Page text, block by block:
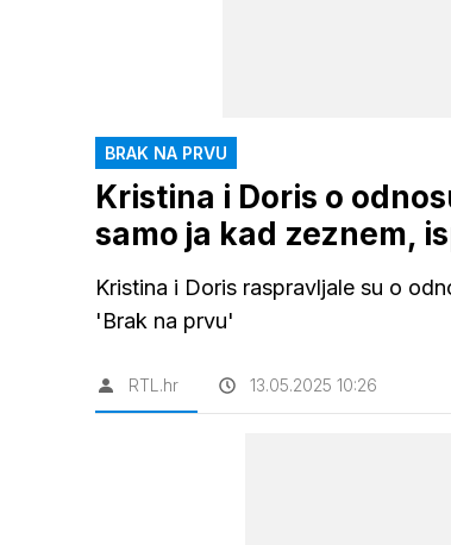
BRAK NA PRVU
Kristina i Doris o
samo ja kad zeznem,
Kristina i Doris raspravljale su o
'Brak na prvu'
RTL.hr 13.05.2025 10:26